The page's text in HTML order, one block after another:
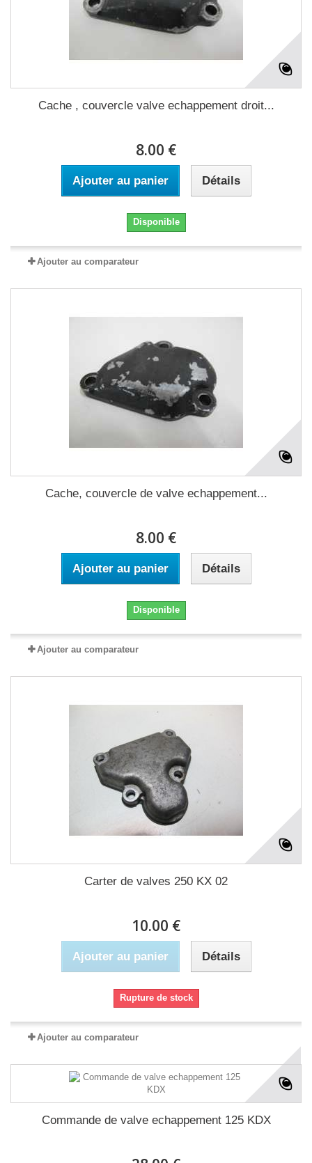
Cache , couvercle valve echappement droit...
8.00 €
Ajouter au panier Détails
Disponible
Ajouter au comparateur
Cache, couvercle de valve echappement...
8.00 €
Ajouter au panier Détails
Disponible
Ajouter au comparateur
Carter de valves 250 KX 02
10.00 €
Ajouter au panier Détails
Rupture de stock
Ajouter au comparateur
Commande de valve echappement 125 KDX